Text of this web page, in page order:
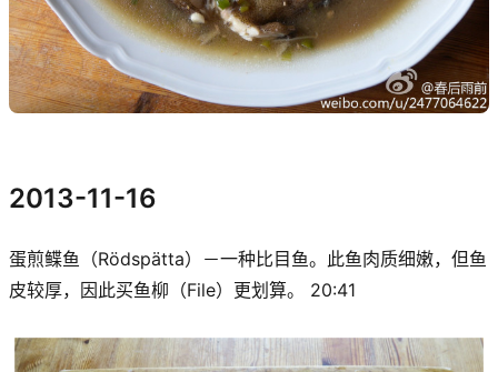
2013-11-16
蛋煎鲽鱼（Rödspätta）－一种比目鱼。此鱼肉质细嫩，但鱼
皮较厚，因此买鱼柳（File）更划算。 20:41